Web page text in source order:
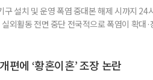
설치 및 운영 폭염 중대본 해제 시까지 24
외활동 전면 중단 전국적으로 폭염이 확대
후에도 폭염이 전국적으로 확대되고 장기
편에 ‘황혼이혼’ 조장 논란